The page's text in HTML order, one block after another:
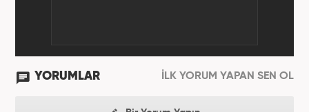
YORUMLAR İLK YORUM YAPAN SEN OL